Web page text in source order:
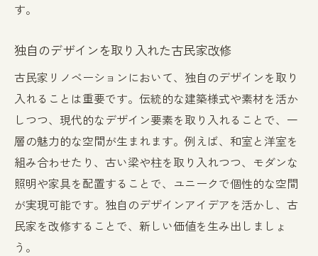
す。
独自のデザインを取り入れた古民家改修
古民家リノベーションにおいて、独自のデザインを取り
入れることは重要です。伝統的な建築様式や素材を活か
しつつ、現代的なデザイン要素を取り入れることで、一
層の魅力的な空間が生まれます。例えば、和室と洋室を
組み合わせたり、古い梁や柱を取り入れつつ、モダンな
照明や家具を配置することで、ユニークで個性的な空間
が実現可能です。独自のデザインアイデアを活かし、古
民家を改修することで、新しい価値を生み出しましょ
う。